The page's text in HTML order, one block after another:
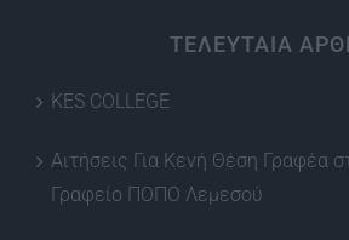
ΤΕΛΕΥΤΑΙΑ
KES COLLEGE
Αιτήσεις Για Κενή Θέση Γραφέα
Γραφείο ΠΟΠΟ Λεμεσού